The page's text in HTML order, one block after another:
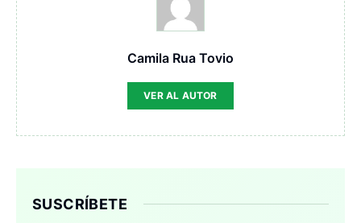
Camila Rua Tovio
VER AL AUTOR
SUSCRÍBETE